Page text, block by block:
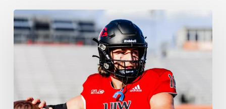
Galaxy
setzt
auf
Calzada